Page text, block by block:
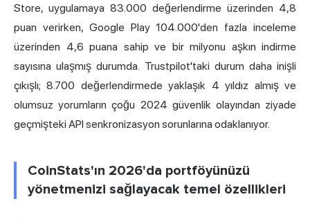
Store, uygulamaya 83.000 değerlendirme üzerinden 4,8
puan verirken, Google Play 104.000'den fazla inceleme
üzerinden 4,6 puana sahip ve bir milyonu aşkın indirme
sayısına ulaşmış durumda. Trustpilot'taki durum daha inişli
çıkışlı; 8.700 değerlendirmede yaklaşık 4 yıldız almış ve
olumsuz yorumların çoğu 2024 güvenlik olayından ziyade
geçmişteki API senkronizasyon sorunlarına odaklanıyor.
CoinStats'ın 2026'da portföyünüzü
yönetmenizi sağlayacak temel özellikleri